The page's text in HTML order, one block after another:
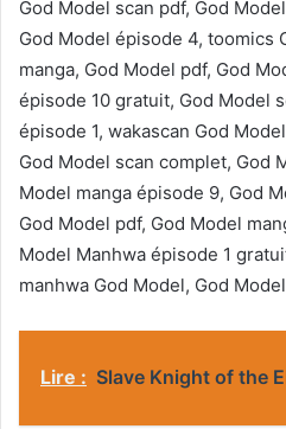
God Model scan pdf, God
God Model épisode 4, toomics
manga, God Model pdf, God
épisode 10 gratuit, God Model
épisode 1, wakascan God
God Model scan complet, God
Model manga épisode 9, God
God Model pdf, God Model
Model Manhwa épisode 1
manhwa God Model, God
Lire : Slave Knight of the